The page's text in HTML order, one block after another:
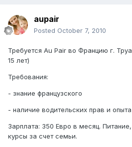
aupair
Posted October 7, 2010
Требуется Au Pair во Францию г.
15 лет)
Требования:
- знание французского
- наличие водительских прав и
Зарплата: 350 Евро в месяц.
курсы за счет семьи.